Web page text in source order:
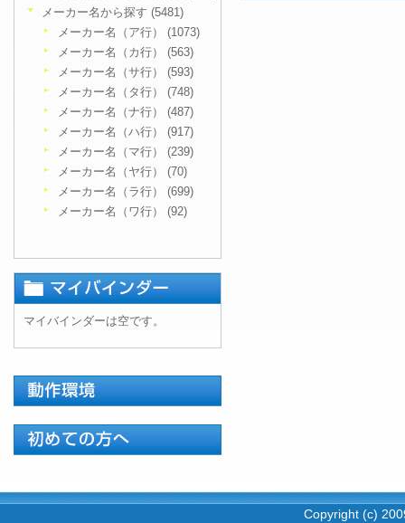
メーカー名から探す (5481)
メーカー名（ア行） (1073)
メーカー名（カ行） (563)
メーカー名（サ行） (593)
メーカー名（タ行） (748)
メーカー名（ナ行） (487)
メーカー名（ハ行） (917)
メーカー名（マ行） (239)
メーカー名（ヤ行） (70)
メーカー名（ラ行） (699)
メーカー名（ワ行） (92)
マイバインダーは空です。
Copyright (c)